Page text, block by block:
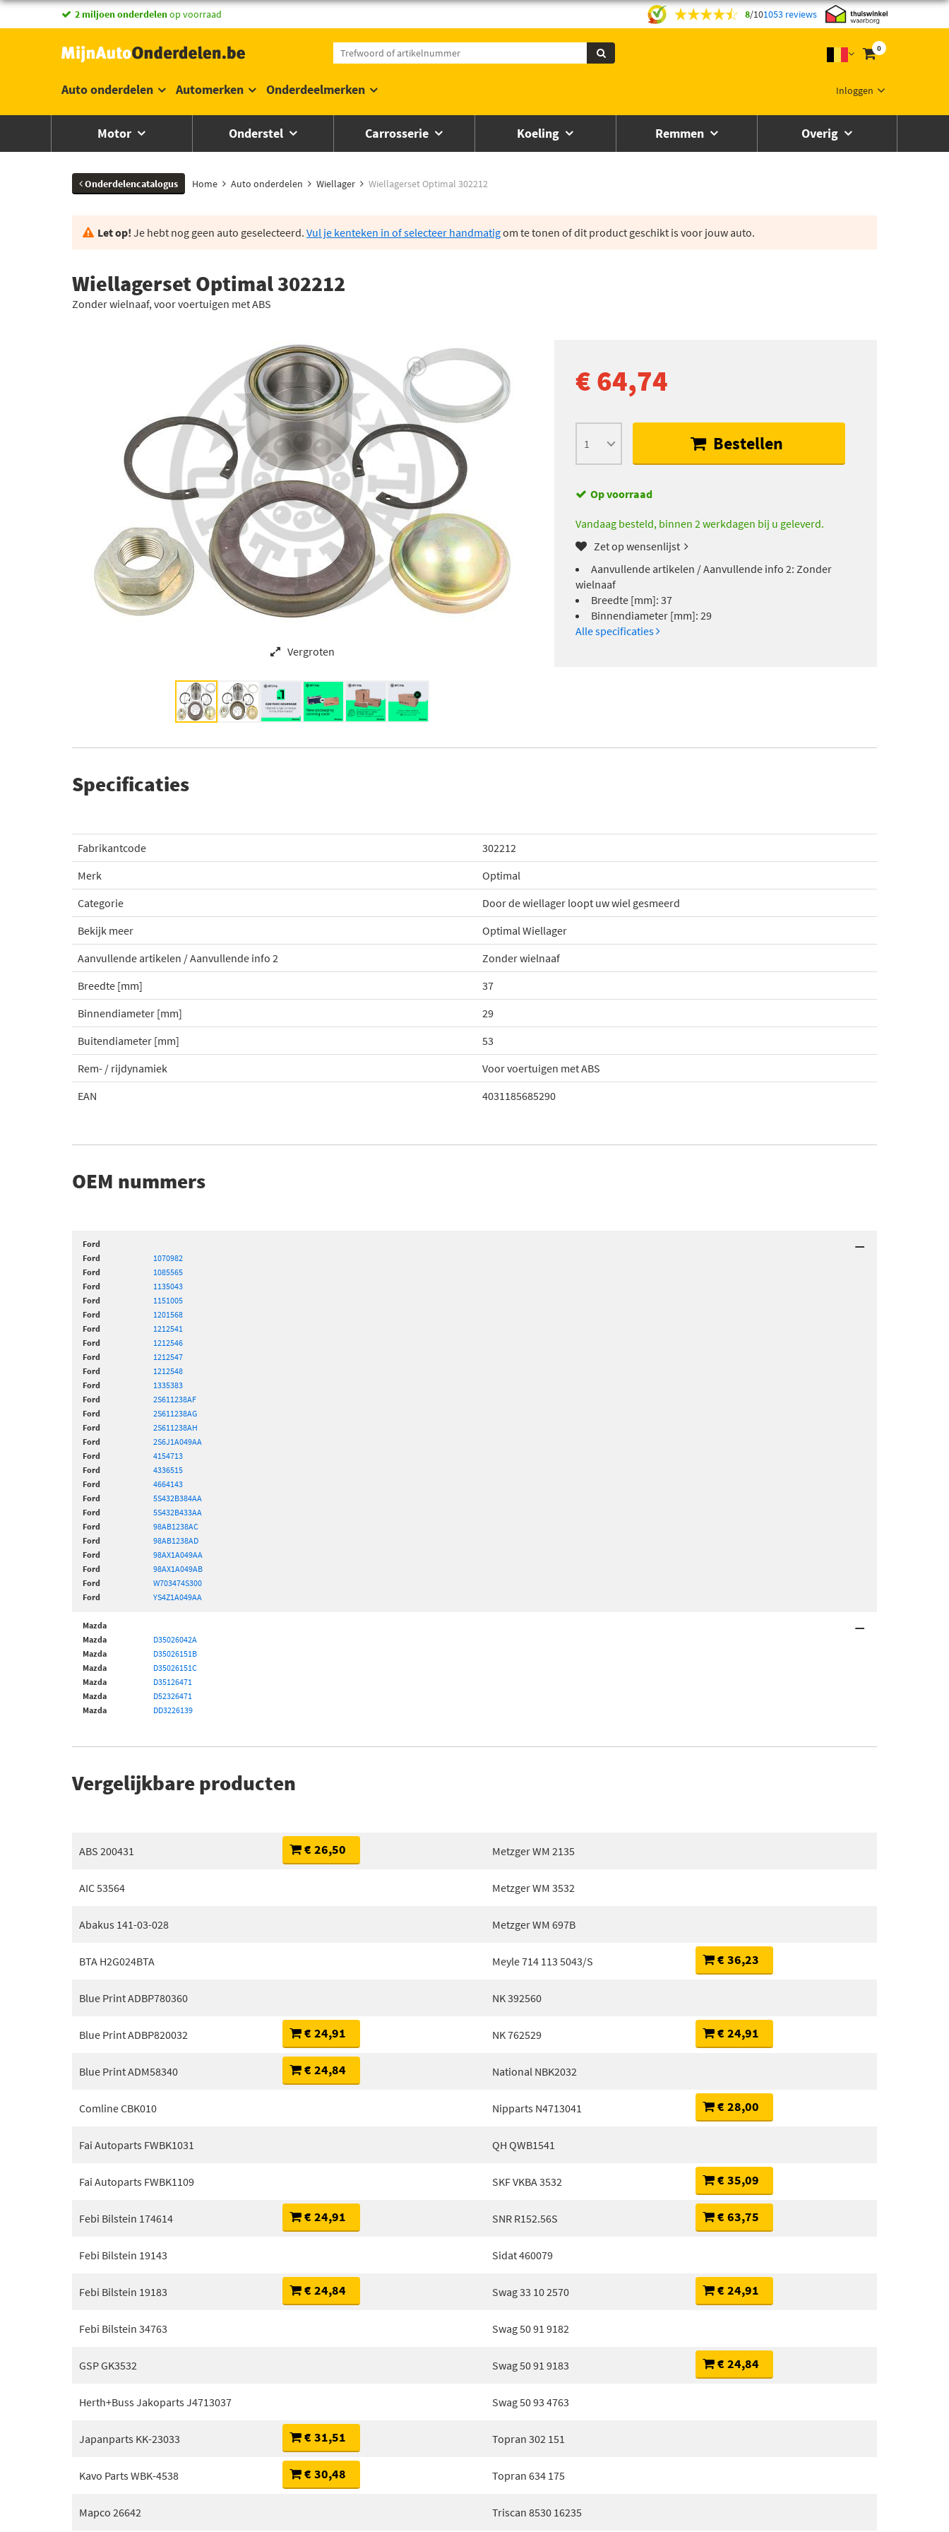
2 miljoen onderdelenop voorraad 8/101053 reviews
0
Inloggen
Auto onderdelen Automerken Onderdeelmerken
Motor Onderstel Carrosserie Koeling Remmen Overig
Onderdelencatalogus Home Auto onderdelen Wiellager Wiellagerset Optimal 302212
Let op! Je hebt nog geen auto geselecteerd. Vul je kenteken in of selecteer handmatigom te tonen of dit product geschikt is voor jouw auto.
Wiellagerset Optimal 302212
Zonder wielnaaf, voor voertuigen met ABS
Vergroten
€ 64,74
Bestellen
Op voorraad
Vandaag besteld, binnen 2 werkdagen bij u geleverd.
Zet op wensenlijst
Aanvullende artikelen / Aanvullende info 2: Zonder
wielnaaf
Breedte [mm]: 37
Binnendiameter [mm]: 29
Alle specificaties
Specificaties
Fabrikantcode
302212
Merk
Optimal
Categorie
Door de wiellager loopt uw wiel gesmeerd
Bekijk meer
Optimal Wiellager
Aanvullende artikelen / Aanvullende info 2
Zonder wielnaaf
Breedte [mm]
37
Binnendiameter [mm]
29
Buitendiameter [mm]
53
Rem- / rijdynamiek
Voor voertuigen met ABS
EAN
4031185685290
OEM nummers
Ford
Ford
1070982
Ford
1085565
Ford
1135043
Ford
1151005
Ford
1201568
Ford
1212541
Ford
1212546
Ford
1212547
Ford
1212548
Ford
1335383
Ford
2S611238AF
Ford
2S611238AG
Ford
2S611238AH
Ford
2S6J1A049AA
Ford
4154713
Ford
4336515
Ford
4664143
Ford
5S432B384AA
Ford
5S432B433AA
Ford
98AB1238AC
Ford
98AB1238AD
Ford
98AX1A049AA
Ford
98AX1A049AB
Ford
W703474S300
Ford
YS4Z1A049AA
Mazda
Mazda
D35026042A
Mazda
D35026151B
Mazda
D35026151C
Mazda
D35126471
Mazda
D52326471
Mazda
DD3226139
Vergelijkbare producten
ABS 200431 € 26,50
AIC 53564
Abakus 141-03-028
BTA H2G024BTA
Blue Print ADBP780360
Blue Print ADBP820032 € 24,91
Blue Print ADM58340 € 24,84
Comline CBK010
Fai Autoparts FWBK1031
Fai Autoparts FWBK1109
Febi Bilstein 174614 € 24,91
Febi Bilstein 19143
Febi Bilstein 19183 € 24,84
Febi Bilstein 34763
GSP GK3532
Herth+Buss Jakoparts J4713037
Japanparts KK-23033 € 31,51
Kavo Parts WBK-4538 € 30,48
Mapco 26642
Metzger WM 2135
Metzger WM 3532
Metzger WM 697B
Meyle 714 113 5043/S € 36,23
NK 392560
NK 762529 € 24,91
National NBK2032
Nipparts N4713041 € 28,00
QH QWB1541
SKF VKBA 3532 € 35,09
SNR R152.56S € 63,75
Sidat 460079
Swag 33 10 2570 € 24,91
Swag 50 91 9182
Swag 50 91 9183 € 24,84
Swag 50 93 4763
Topran 302 151
Topran 634 175
Triscan 8530 16235